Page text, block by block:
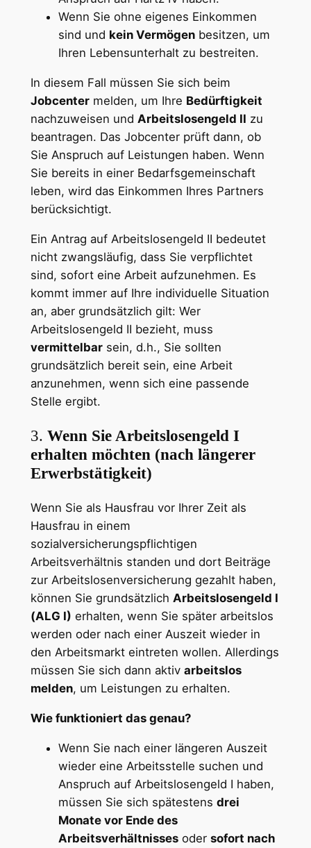
Wenn Sie ohne eigenes Einkommen
sind und kein Vermögenbesitzen, um
Ihren Lebensunterhalt zu bestreiten.
In diesem Fall müssen Sie sich beim
Jobcentermelden, um Ihre Bedürftigkeit
nachzuweisen und Arbeitslosengeld II zu
beantragen. Das Jobcenter prüft dann, ob
Sie Anspruch auf Leistungen haben. Wenn
Sie bereits in einer Bedarfsgemeinschaft
leben, wird das Einkommen Ihres Partners
berücksichtigt.
Ein Antrag auf Arbeitslosengeld II bedeutet
nicht zwangsläufig, dass Sie verpflichtet
sind, sofort eine Arbeit aufzunehmen. Es
kommt immer auf Ihre individuelle Situation
an, aber grundsätzlich gilt: Wer
Arbeitslosengeld II bezieht, muss
vermittelbarsein, d.h., Sie sollten
grundsätzlich bereit sein, eine Arbeit
anzunehmen, wenn sich eine passende
Stelle ergibt.
3. Wenn Sie Arbeitslosengeld I
erhalten möchten (nach längerer
Erwerbstätigkeit)
Wenn Sie als Hausfrau vor Ihrer Zeit als
Hausfrau in einem
sozialversicherungspflichtigen
Arbeitsverhältnis standen und dort Beiträge
zur Arbeitslosenversicherung gezahlt haben,
können Sie grundsätzlich Arbeitslosengeld I
(ALG I) erhalten, wenn Sie später arbeitslos
werden oder nach einer Auszeit wieder in
den Arbeitsmarkt eintreten wollen. Allerdings
müssen Sie sich dann aktiv arbeitslos
melden, um Leistungen zu erhalten.
Wie funktioniert das genau?
Wenn Sie nach einer längeren Auszeit
wieder eine Arbeitsstelle suchen und
Anspruch auf Arbeitslosengeld I haben,
müssen Sie sich spätestens drei
Monate vor Ende des
Arbeitsverhältnissesoder sofort nach